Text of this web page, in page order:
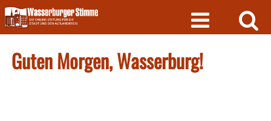
Skip
to
content
Guten Morgen, Wasserburg!